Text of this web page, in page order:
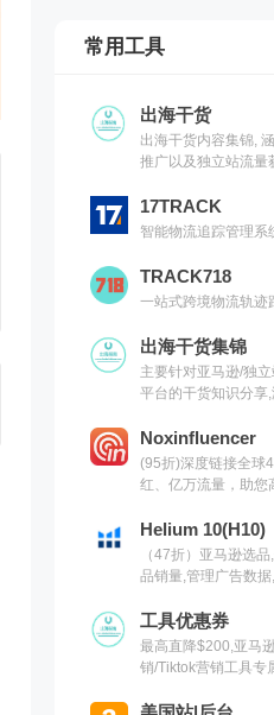
常用工具
出海干货
出海干货内容集锦,
推广以及独立站流量
17TRACK
智能物流追踪管理系
TRACK718
一站式跨境物流轨迹
出海干货集锦
主要针对亚马逊/独
平台的干货知识分享
具以及出海干货集锦,
Noxinfluencer
(95折)深度链接全球
红、亿万流量，助您
Helium 10(H10)
（47折）亚马逊选
品销量,管理广告数
工具优惠券
最高直降$200,亚马
销/Tiktok营销工具专